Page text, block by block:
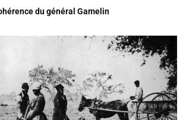
du général Gamelin